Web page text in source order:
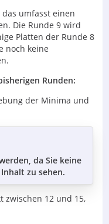
umfasst einen
Die Runde 9 wird
Platten der Runde 8
noch keine
Runden:
der Minima und
da Sie keine
zu sehen.
zwischen 12 und 15,